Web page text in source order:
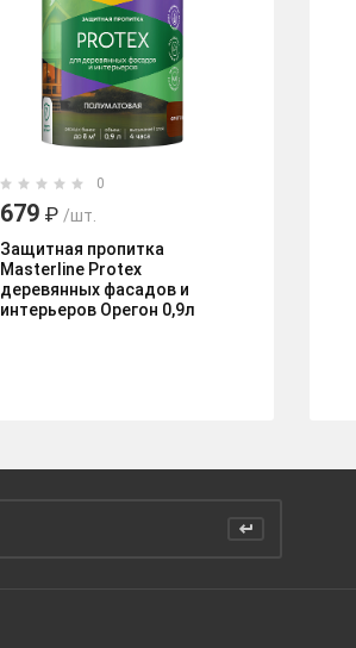
0
679 ₽ /шт.
Защитная пропитка
Masterline Protex
деревянных фасадов и
интерьеров Орегон 0,9л